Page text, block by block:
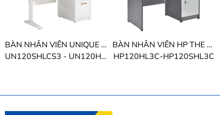
BÀN NHÂN VIÊN UNIQUE THE ONE
UN120SHLCS3 - UN120HLCS3
BÀN NHÂN VIÊN HP THE ONE
HP120HL3C-HP120SHL3C